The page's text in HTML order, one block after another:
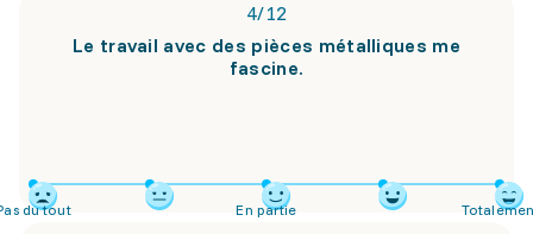
4/12
Le travail avec des pièces métalliques me
fascine.
du tout En partie